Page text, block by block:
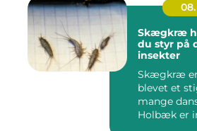
Skægkræ holbæk
du styr på
insekter
Skægkræ er
blevet et
mange
Holbæk er